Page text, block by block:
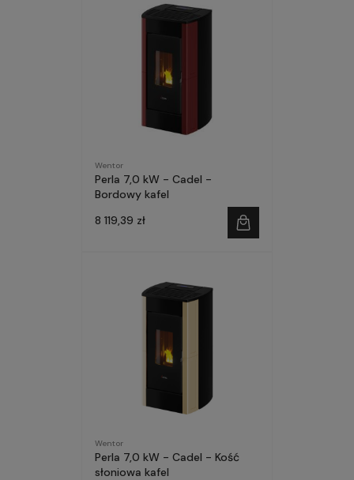
Wentor
Perla 7,0 kW - Cadel -
Bordowy kafel
8 119,39 zł
Wentor
Perla 7,0 kW - Cadel - Kość
słoniowa kafel